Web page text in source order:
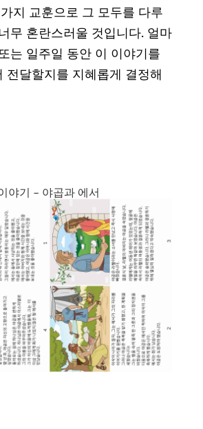
지 교훈으로 그 모두를 다루
무 혼란스러울 것입니다. 얼마
는 일주일 동안 이 이야기를
전달할지를 지혜롭게 결정해
야기 – 야곱과 에서